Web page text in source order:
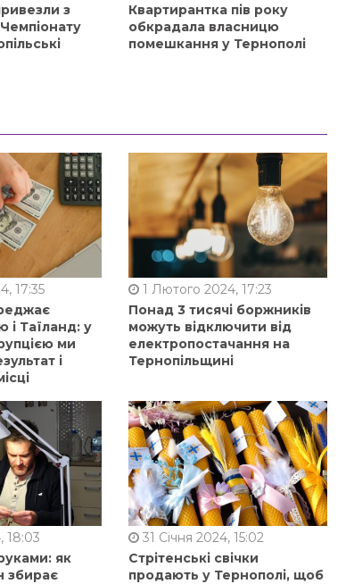
з
Квартирантка пів року
обкрадала власницю
помешкання у Тернополі
17:35
і Таїланд: у
ми
і
1 Лютого 2024, 17:23
Понад 3 тисячі боржників
можуть відключити від
електропостачання на
Тернопільщині
18:03
як
збирає
31 Січня 2024, 15:02
Стрітенські свічки
продають у Тернополі, щоб